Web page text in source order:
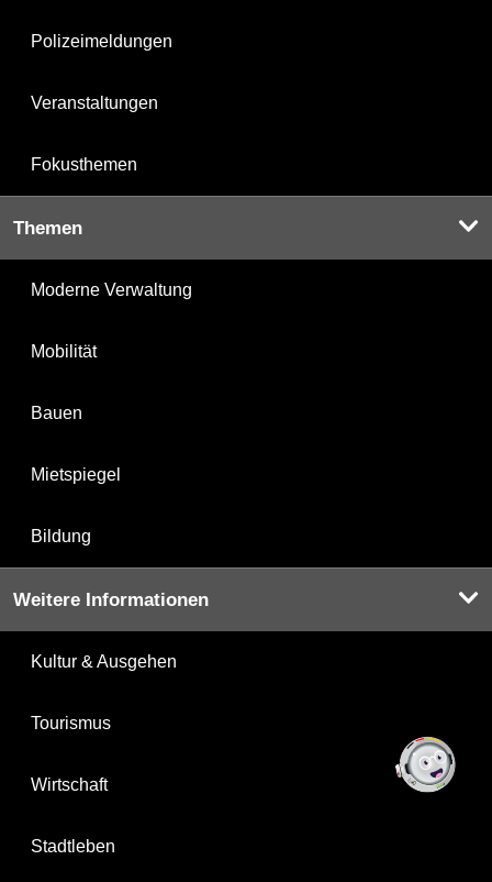
Polizeimeldungen
Veranstaltungen
Fokusthemen
Themen
Moderne Verwaltung
Mobilität
Bauen
Mietspiegel
Bildung
Weitere Informationen
Kultur & Ausgehen
Tourismus
Wirtschaft
Stadtleben